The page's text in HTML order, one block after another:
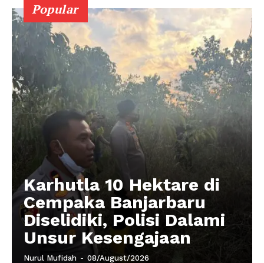
Popular
Karhutla 10 Hektare di
Cempaka Banjarbaru
Diselidiki, Polisi Dalami
Unsur Kesengajaan
Nurul Mufidah - 08/August/2026